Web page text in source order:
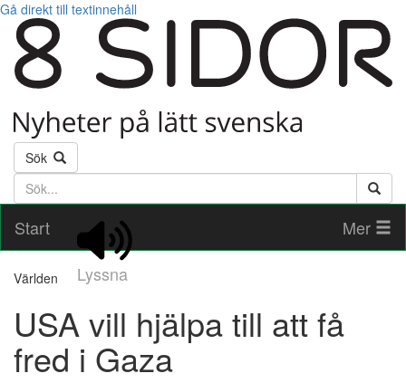
Gå direkt till textinnehåll
Sök
Söktext
Start
Lyssna
Mer
Världen
USA vill hjälpa till att få
fred i Gaza